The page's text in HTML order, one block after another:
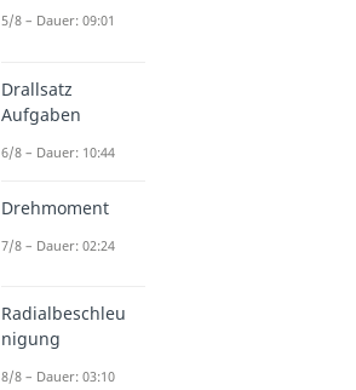
5/8 – Dauer: 09:01
Drallsatz
Aufgaben
6/8 – Dauer: 10:44
Drehmoment
7/8 – Dauer: 02:24
Radialbeschleu
nigung
8/8 – Dauer: 03:10